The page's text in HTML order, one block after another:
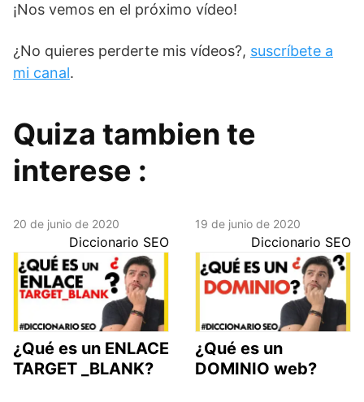
¡Nos vemos en el próximo vídeo!
¿No quieres perderte mis vídeos?, suscríbete a
mi canal.
Quiza tambien te
interese :
20 de junio de 2020
Diccionario SEO
¿Qué es un ENLACE
TARGET _BLANK?
19 de junio de 2020
Diccionario SEO
¿Qué es un
DOMINIO web?